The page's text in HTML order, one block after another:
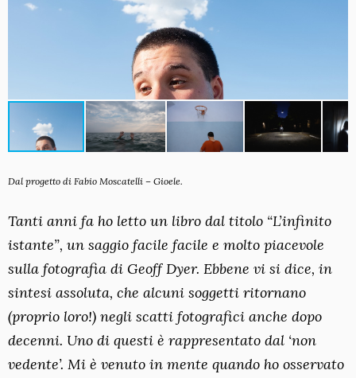
Dal progetto di Fabio Moscatelli – Gioele.
Tanti anni fa ho letto un libro dal titolo “L’infinito
istante”, un saggio facile facile e molto piacevole
sulla fotografia di Geoff Dyer. Ebbene vi si dice, in
sintesi assoluta, che alcuni soggetti ritornano
(proprio loro!) negli scatti fotografici anche dopo
decenni. Uno di questi è rappresentato dal ‘non
vedente’. Mi è venuto in mente quando ho osservato